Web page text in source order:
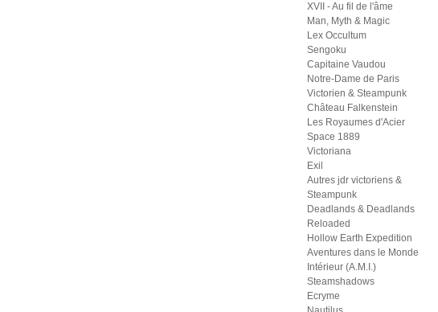
XVII - Au fil de l'âme
Man, Myth & Magic
Lex Occultum
Sengoku
Capitaine Vaudou
Notre-Dame de Paris
Victorien & Steampunk
Château Falkenstein
Les Royaumes d'Acier
Space 1889
Victoriana
Exil
Autres jdr victoriens &
Steampunk
Deadlands & Deadlands
Reloaded
Hollow Earth Expedition
Aventures dans le Monde
Intérieur (A.M.I.)
Steamshadows
Ecryme